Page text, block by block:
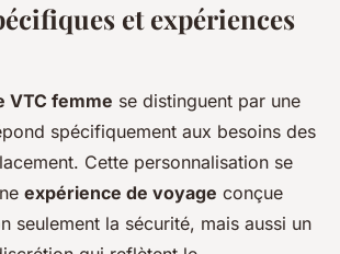
et expériences
VTC femme se distinguent par une
spécifiquement aux besoins des
Cette personnalisation se
expérience de voyage conçue
seulement la sécurité, mais aussi un